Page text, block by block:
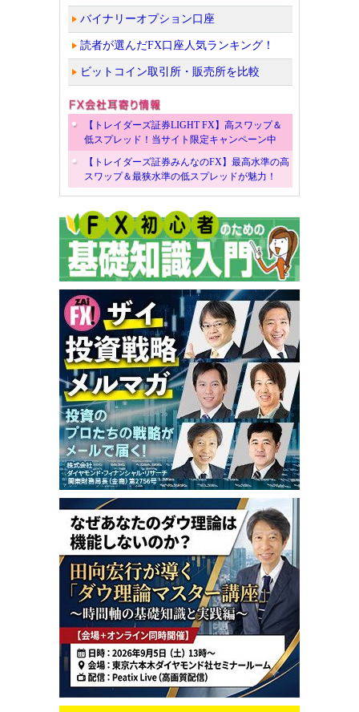
バイナリーオプション口座
読者が選んだFX口座人気ランキング！
ビットコイン取引所・販売所を比較
【トレイダーズ証券LIGHT FX】高スワップ＆
低スプレッド！当サイト限定キャンペーン中
【トレイダーズ証券みんなのFX】最高水準の高
スワップ＆最狭水準の低スプレッドが魅力！